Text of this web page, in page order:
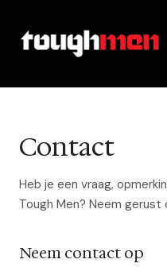
Contact
Heb je een vraag,
Tough Men? Neem
Neem contact op